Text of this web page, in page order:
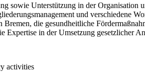
sowie Unterstützung in der Organisation
und verschiedene
Bremen, die gesundheitliche
Expertise in der Umsetzung gesetzlicher
activities